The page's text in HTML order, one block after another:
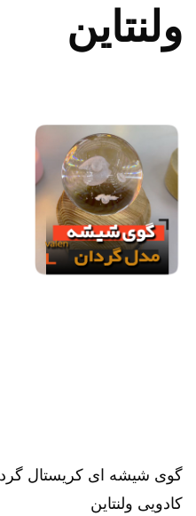
ولنتاین
کادویی ولنتاین